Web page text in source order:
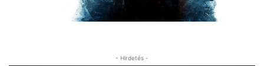
- Hirdetés -